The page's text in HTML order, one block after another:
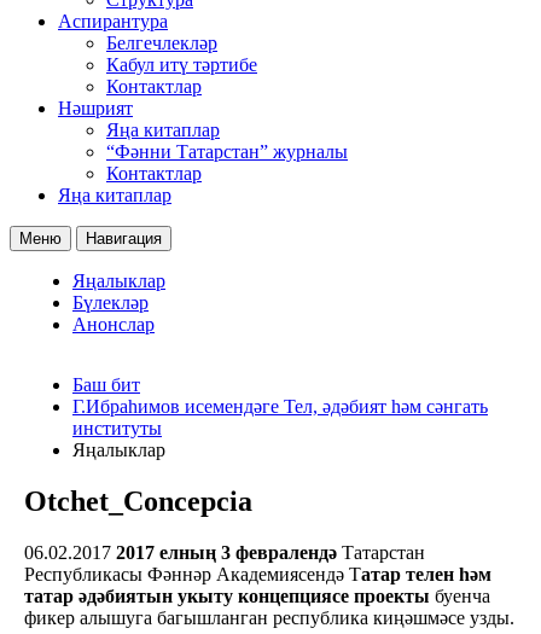
Аспирантура
Белгечлекләр
Кабул итү тәртибе
Контактлар
Нәшрият
Яңа китаплар
“Фәнни Татарстан” журналы
Контактлар
Яңа китаплар
Меню Навигация
Яңалыклар
Бүлекләр
Анонслар
Баш бит
Г.Ибраһимов исемендәге Тел, әдәбият һәм сәнгать
институты
Яңалыклар
Otchet_Concepcia
06.02.2017 2017 елның 3 февралендә Татарстан
Республикасы Фәннәр Академиясендә Татар телен һәм
татар әдәбиятын укыту концепциясе проекты буенча
фикер алышуга багышланган республика киңәшмәсе узды.